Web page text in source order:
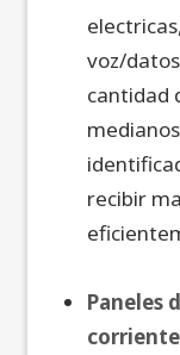
voz/
cantidad
recibir
Paneles